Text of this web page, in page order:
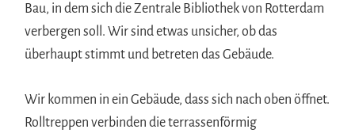
Bau, in dem sich die Zentrale Bibliothek von Rotterdam
verbergen soll. Wir sind etwas unsicher, ob das
überhaupt stimmt und betreten das Gebäude.
Wir kommen in ein Gebäude, dass sich nach oben öffnet.
Rolltreppen verbinden die terrassenförmig